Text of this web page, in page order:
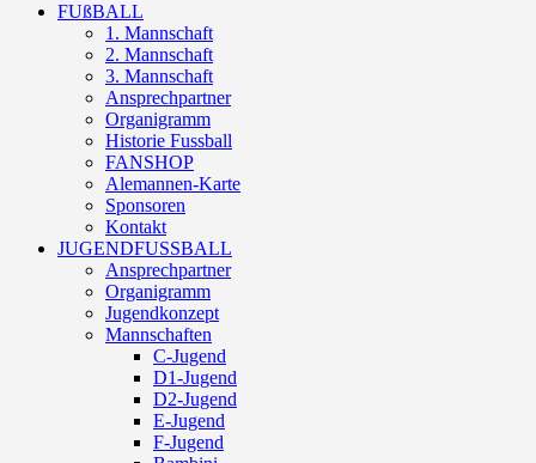
FUßBALL
1. Mannschaft
2. Mannschaft
3. Mannschaft
Ansprechpartner
Organigramm
Historie Fussball
FANSHOP
Alemannen-Karte
Sponsoren
Kontakt
JUGENDFUSSBALL
Ansprechpartner
Organigramm
Jugendkonzept
Mannschaften
C-Jugend
D1-Jugend
D2-Jugend
E-Jugend
F-Jugend